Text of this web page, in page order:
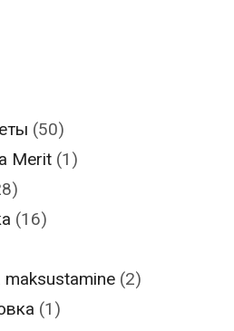
(50)
Merit (1)
(16)
maksustamine (2)
(1)